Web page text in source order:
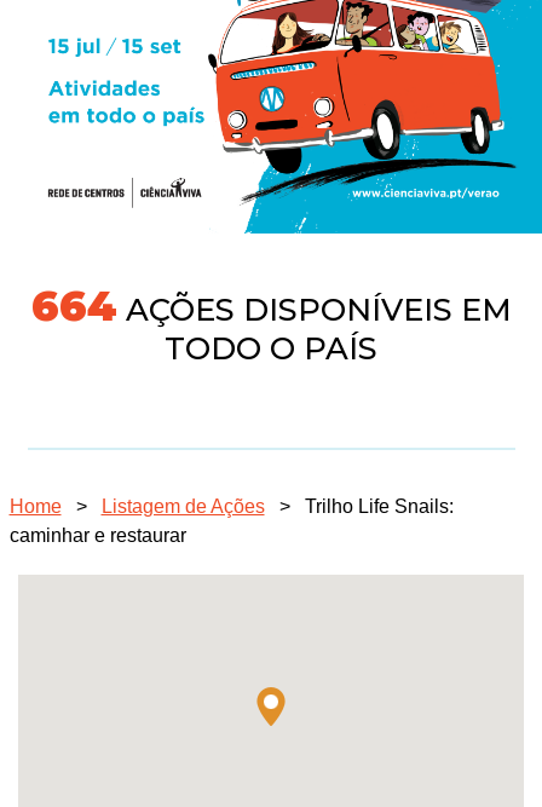
691AÇÕES DISPONÍVEIS EM
TODO O PAÍS
Home > Listagem de Ações >
Trilho Life Snails:
caminhar e restaurar